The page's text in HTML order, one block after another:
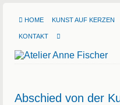
HOME KUNST AUF KERZEN
KONTAKT
Abschied von der